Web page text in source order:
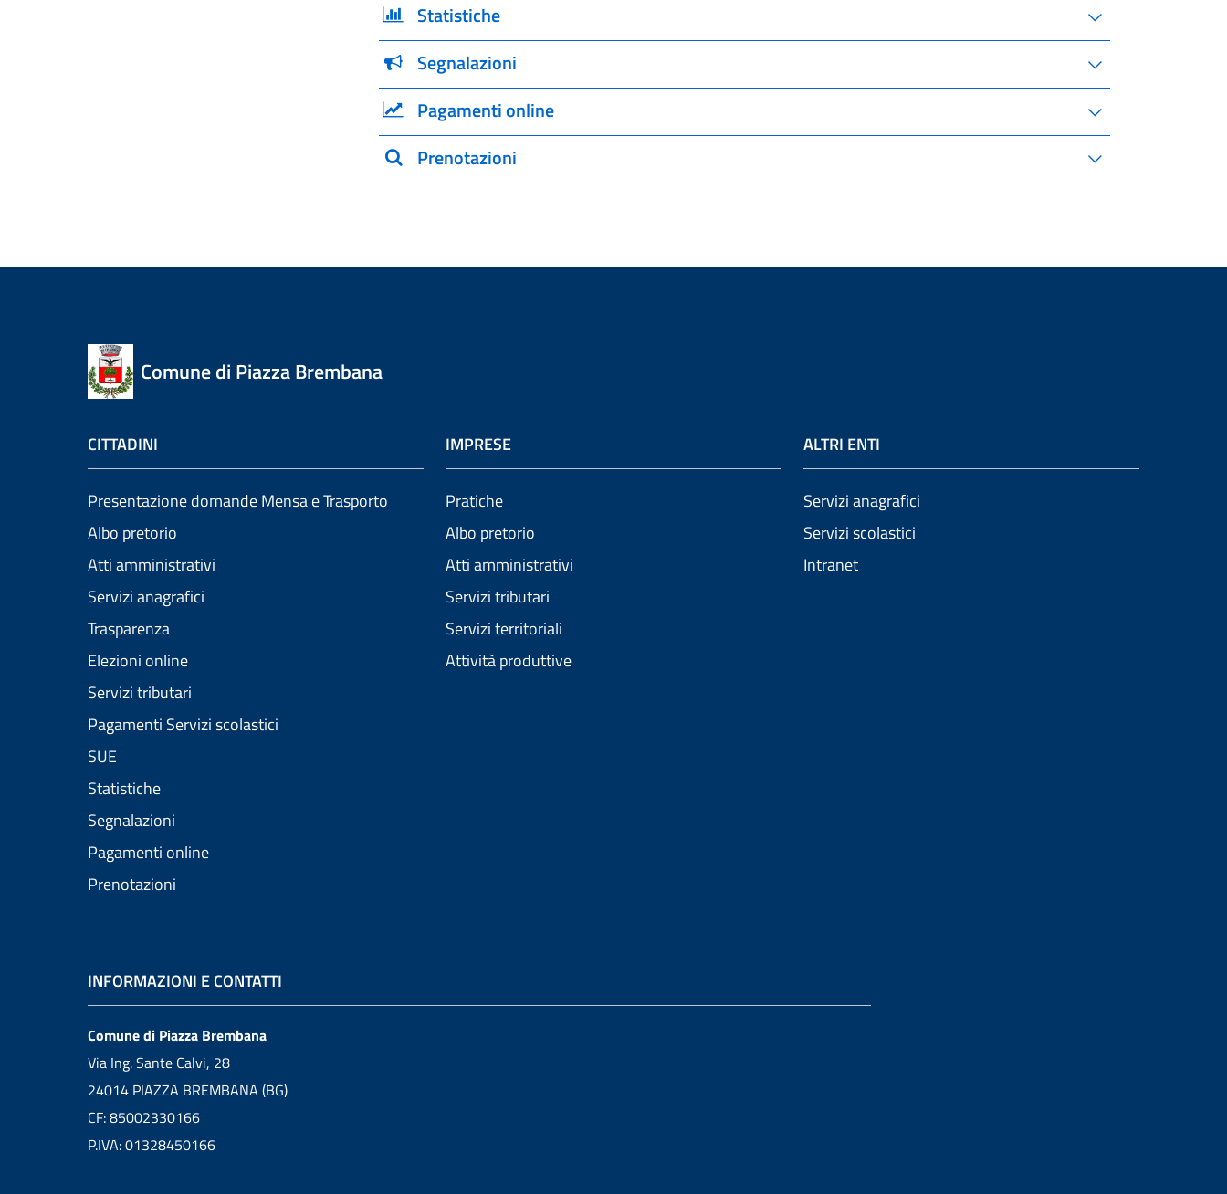
Statistiche
Segnalazioni
Pagamenti online
Prenotazioni
Comune di Piazza Brembana
CITTADINI
Presentazione domande Mensa e Trasporto
Albo pretorio
Atti amministrativi
Servizi anagrafici
Trasparenza
Elezioni online
Servizi tributari
Pagamenti Servizi scolastici
SUE
Statistiche
Segnalazioni
Pagamenti online
Prenotazioni
IMPRESE
Pratiche
Albo pretorio
Atti amministrativi
Servizi tributari
Servizi territoriali
Attività produttive
ALTRI ENTI
Servizi anagrafici
Servizi scolastici
Intranet
INFORMAZIONI E CONTATTI
Comune di Piazza Brembana
Via Ing. Sante Calvi, 28
24014 PIAZZA BREMBANA (BG)
CF: 85002330166
P.IVA: 01328450166